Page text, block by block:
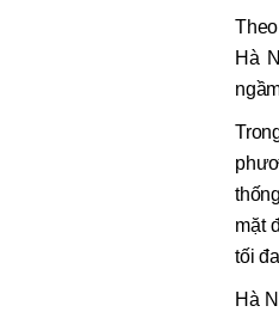
Hà
mặt
tối
Hà